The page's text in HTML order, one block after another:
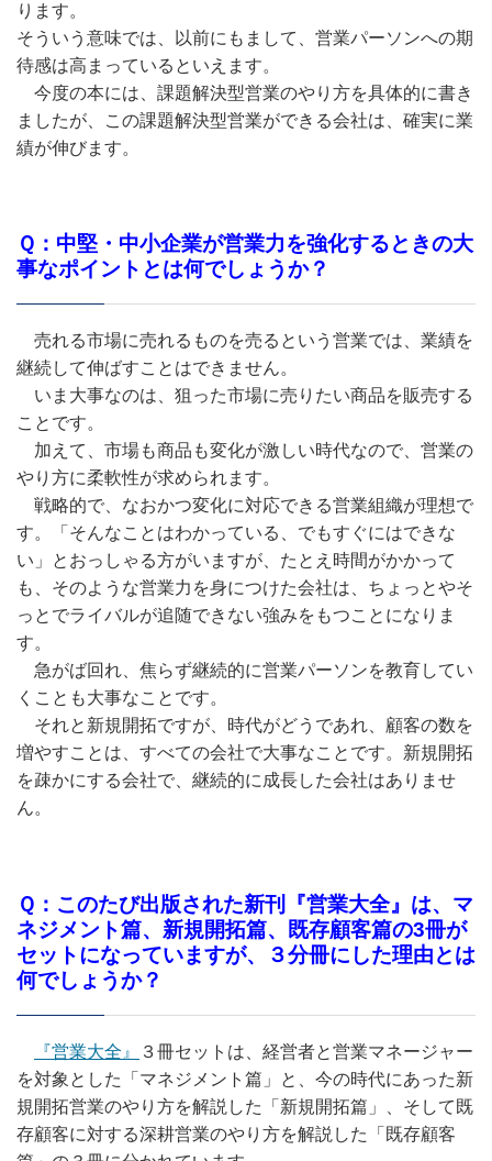
ります。
そういう意味では、以前にもまして、営業パーソンへの期
待感は高まっているといえます。
今度の本には、課題解決型営業のやり方を具体的に書き
ましたが、この課題解決型営業ができる会社は、確実に業
績が伸びます。
Ｑ：中堅・中小企業が営業力を強化するときの大
事なポイントとは何でしょうか？
売れる市場に売れるものを売るという営業では、業績を
継続して伸ばすことはできません。
いま大事なのは、狙った市場に売りたい商品を販売する
ことです。
加えて、市場も商品も変化が激しい時代なので、営業の
やり方に柔軟性が求められます。
戦略的で、なおかつ変化に対応できる営業組織が理想で
す。「そんなことはわかっている、でもすぐにはできな
い」とおっしゃる方がいますが、たとえ時間がかかって
も、そのような営業力を身につけた会社は、ちょっとやそ
っとでライバルが追随できない強みをもつことになりま
す。
急がば回れ、焦らず継続的に営業パーソンを教育してい
くことも大事なことです。
それと新規開拓ですが、時代がどうであれ、顧客の数を
増やすことは、すべての会社で大事なことです。新規開拓
を疎かにする会社で、継続的に成長した会社はありませ
ん。
Ｑ：このたび出版された新刊『営業大全』は、マ
ネジメント篇、新規開拓篇、既存顧客篇の3冊が
セットになっていますが、３分冊にした理由とは
何でしょうか？
『営業大全』
３冊セットは、経営者と営業マネージャー
を対象とした「マネジメント篇」と、今の時代にあった新
規開拓営業のやり方を解説した「新規開拓篇」、そして既
存顧客に対する深耕営業のやり方を解説した「既存顧客